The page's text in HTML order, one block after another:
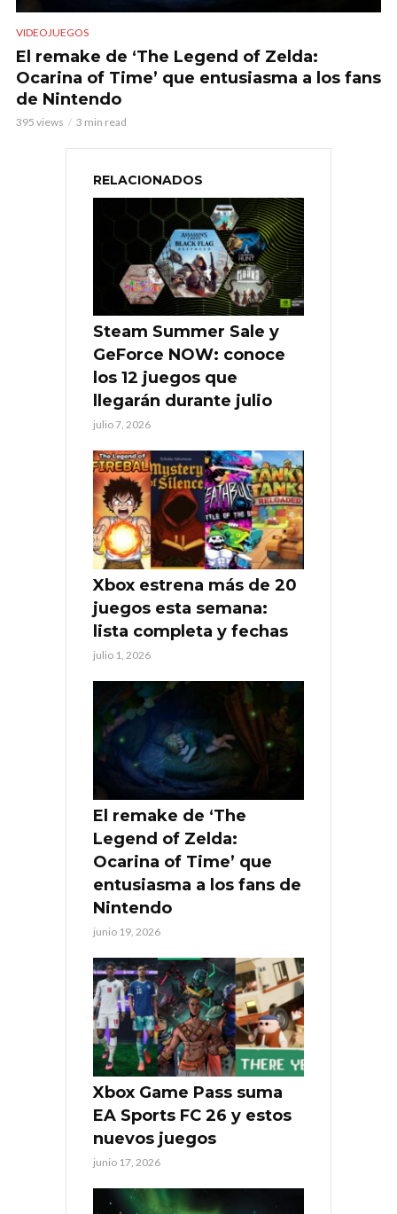
VIDEOJUEGOS
El remake de ‘The Legend of Zelda:
Ocarina of Time’ que entusiasma a los fans
de Nintendo
395 views 3 min read
RELACIONADOS
Steam Summer Sale y
GeForce NOW: conoce
los 12 juegos que
llegarán durante julio
julio 7, 2026
Xbox estrena más de 20
juegos esta semana:
lista completa y fechas
julio 1, 2026
El remake de ‘The
Legend of Zelda:
Ocarina of Time’ que
entusiasma a los fans de
Nintendo
junio 19, 2026
Xbox Game Pass suma
EA Sports FC 26 y estos
nuevos juegos
junio 17, 2026